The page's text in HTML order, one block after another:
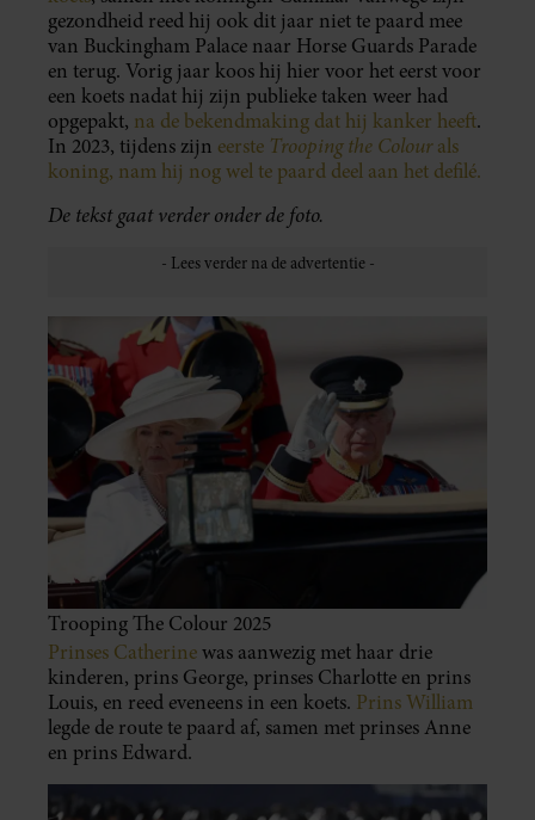
gezondheid reed hij ook dit jaar niet te paard mee
van Buckingham Palace naar Horse Guards Parade
en terug. Vorig jaar koos hij hier voor het eerst voor
een koets nadat hij zijn publieke taken weer had
opgepakt, na de bekendmaking dat hij kanker heeft.
In 2023, tijdens zijn eerste Trooping the Colourals
koning, nam hij nog wel te paard deel aan het defilé.
De tekst gaat verder onder de foto.
Trooping The Colour 2025
Prinses Catherinewas aanwezig met haar drie
kinderen, prins George, prinses Charlotte en prins
Louis, en reed eveneens in een koets. Prins William
legde de route te paard af, samen met prinses Anne
en prins Edward.